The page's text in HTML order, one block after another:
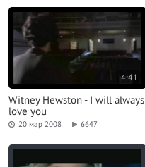
4:41
Witney Hewston - I will always
love you
20 мар 2008 6647